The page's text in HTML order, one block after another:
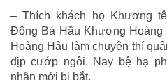
– Thích khách họ Khương
Ðông Bá Hầu Khương
Hoàng Hậu làm chuyện thí
dịp cướp ngôi. Nay bệ hạ
nhân mới bị bắt.